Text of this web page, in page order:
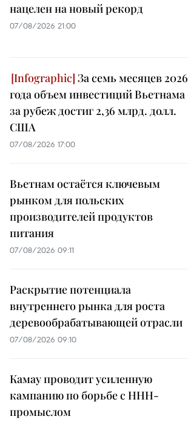
нацелен на новый рекорд
07/08/2026 21:00
За семь месяцев 2026
года объем инвестиций Вьетнама
за рубеж достиг 2,36 млрд. долл.
США
07/08/2026 17:00
Вьетнам остаётся ключевым
рынком для польских
производителей продуктов
питания
07/08/2026 09:11
Раскрытие потенциала
внутреннего рынка для роста
деревообрабатывающей отрасли
07/08/2026 09:10
Камау проводит усиленную
кампанию по борьбе с ННН-
промыслом